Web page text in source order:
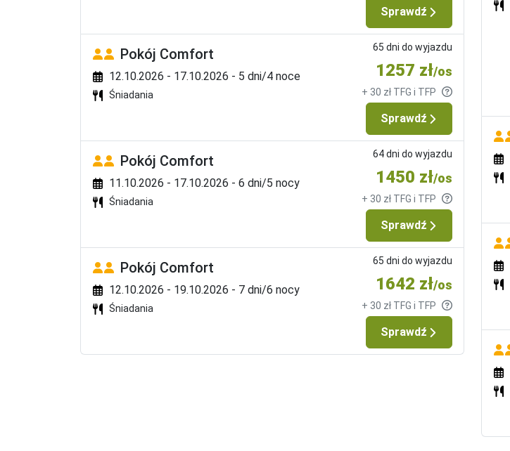
Sprawdź
Pokój Comfort
12.10.2026 - 17.10.2026 - 5 dni/4 noce
Śniadania
65 dni do wyjazdu
1257 zł/os
+ 30 zł TFG i TFP
Sprawdź
Pokój Comfort
11.10.2026 - 17.10.2026 - 6 dni/5 nocy
Śniadania
64 dni do wyjazdu
1450 zł/os
+ 30 zł TFG i TFP
Sprawdź
Pokój Comfort
12.10.2026 - 19.10.2026 - 7 dni/6 nocy
Śniadania
65 dni do wyjazdu
1642 zł/os
+ 30 zł TFG i TFP
Sprawdź